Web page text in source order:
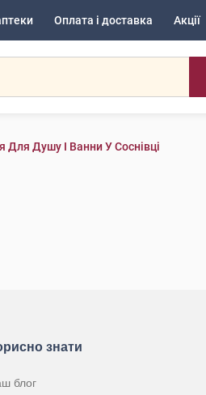
Оплата і доставка Акції
Для Душу І Ванни У Соснівці
знати
блог